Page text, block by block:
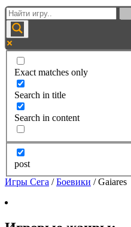
Exact matches only
Search in title
Search in content
post
Игры Сега /Боевики /Gaiares